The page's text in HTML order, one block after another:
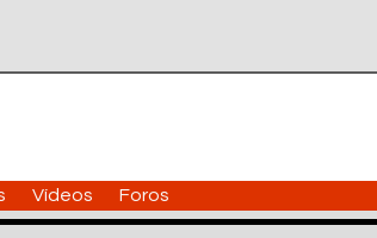
Vídeos Foros